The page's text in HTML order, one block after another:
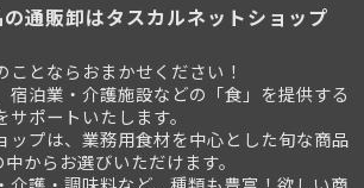
通販卸はタスカルネットショップ
とならおまかせください！
宿泊業・介護施設などの「食」を提供する
ポートいたします。
ップは、業務用食材を中心とした旬な商品
からお選びいただけます。